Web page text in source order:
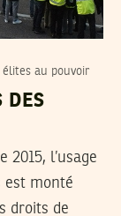
au pouvoir
DES
2015, l’usage
est monté
droits de